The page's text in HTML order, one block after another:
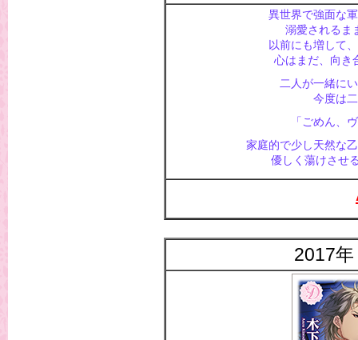
異世界で強面な
溺愛されるま
以前にも増して
心はまだ、向き
二人が一緒に
今度は
「ごめん、
家庭的で少し天然な
優しく蕩けさせ
2017